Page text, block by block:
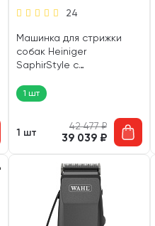
24
Машинка для стрижки
собак Heiniger
SaphirStyle с
1 шт
1 шт
42 477₽
39 039 ₽